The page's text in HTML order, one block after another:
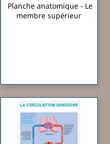
Planche anatomique - Le
membre supérieur